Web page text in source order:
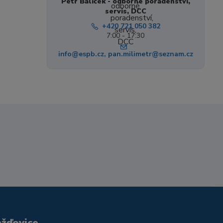
servis, DCC
+420 721 050 382
7:00 - 17:30
info@espb.cz, pan.milimetr@seznam.cz